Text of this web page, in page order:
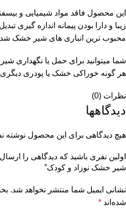
این محصول فاقد مواد شیمیایی و
زیبا و دارا بودن پیمانه اندازه گیری
محبوب ترین انباری های شیر خشک
شما میتوانید برای حمل یا نگهداری
هر گونه خوراکی خشک یا پودری دیگری
نظرات (0)
دیدگاهها
هیچ دیدگاهی برای این محصول نوشته
اولین نفری باشید که دیدگاهی را
شیر خشک نوزاد و کودک”
نشانی ایمیل شما منتشر نخواهد شد.
شده‌اند *